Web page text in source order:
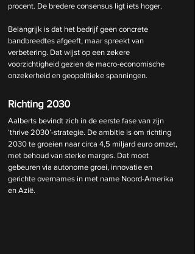
procent. De bredere consensus ligt iets hoger.
Belangrijk is dat het bedrijf geen concrete
bandbreedtes afgeeft, maar spreekt van
verbetering. Dat wijst op een zekere
voorzichtigheid gezien de macro-economische
onzekerheid en geopolitieke spanningen.
Richting 2030
Aalberts bevindt zich in de eerste fase van zijn
‘thrive 2030’-strategie. De ambitie is om richting
2030 te groeien naar circa 4,5 miljard euro omzet,
met behoud van sterke marges. Dat moet
gebeuren via autonome groei, innovatie en
gerichte overnames in met name Noord-Amerika
en Azië.